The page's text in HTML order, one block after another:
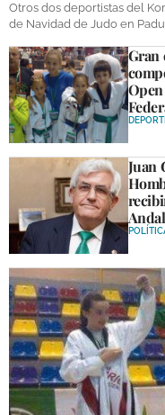
Otros dos deportistas del
de Navidad de Judo en
Gran
Juan